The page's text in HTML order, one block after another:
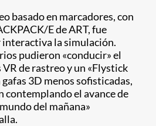
basado en marcadores, con
E de ART, fue
la simulación.
pudieron «conducir» el
de rastreo y un «Flystick
3D menos sofisticadas,
el avance de
del mañana»